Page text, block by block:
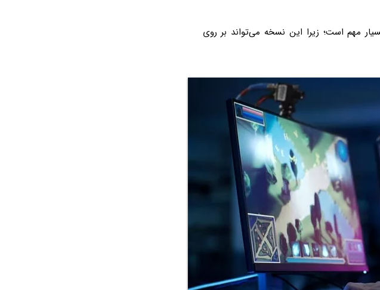
10 است، نسخه آن نیز بسیار مهم است؛ زیرا این نسخه می‌تواند بر روی